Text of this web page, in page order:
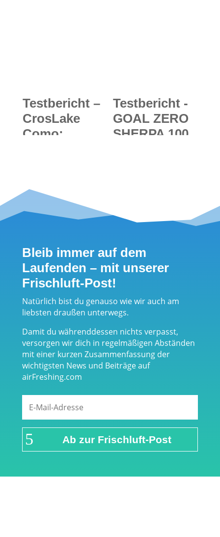
Testbericht –
CrosLake
Como:
maximalen
Wasserspaß
Testbericht -
GOAL ZERO
SHERPA 100
mobile Netz
Bleib immer auf dem
Laufenden – mit unserer
Frischluft-Post!
Natürlich bist du genauso wie wir auch am
liebsten draußen unterwegs.
Damit du währenddessen nichts verpasst,
versorgen wir dich in regelmäßigen Abständen
mit einer kurzen Zusammenfassung der
wichtigsten News und Beiträge auf
airFreshing.com
Ab zur Frischluft-Post